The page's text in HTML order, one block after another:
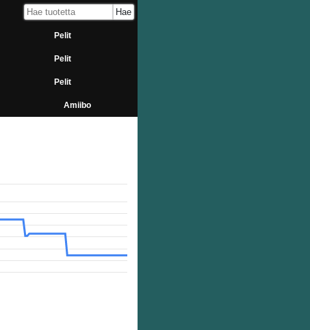
Pelit
Pelit
Pelit
Amiibo